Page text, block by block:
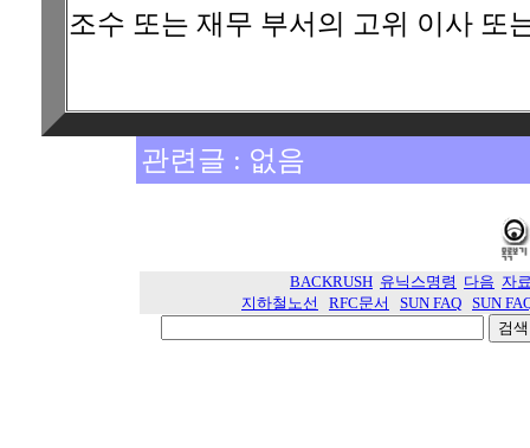
조수 또는 재무 부서의 고위 이사 또
관련글 : 없음
BACKRUSH 유닉스명령 다음 자
지하철노선
RFC문서 SUN FAQ SUN